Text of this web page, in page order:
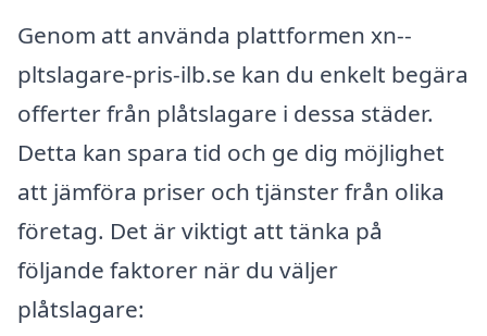
Genom att använda plattformen xn--
pltslagare-pris-ilb.se kan du enkelt begära
offerter från plåtslagare i dessa städer.
Detta kan spara tid och ge dig möjlighet
att jämföra priser och tjänster från olika
företag. Det är viktigt att tänka på
följande faktorer när du väljer
plåtslagare: